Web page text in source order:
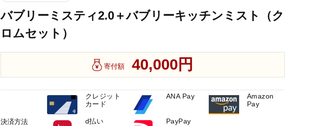
バブリーミスティ2.0＋バブリーキッチンミスト（ク
ロムセット）
寄付額 40,000円
決済方法
クレジット
カード
ANA Pay
Amazon
Pay
d払い PayPay